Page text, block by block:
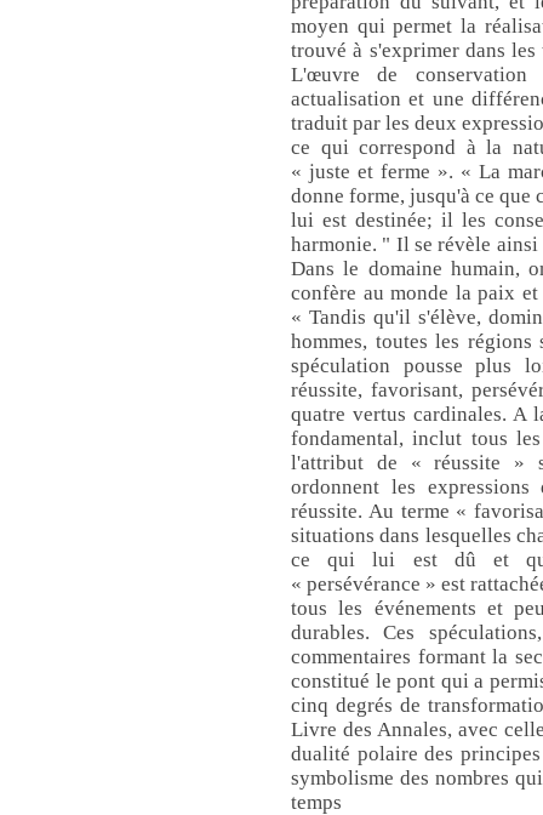
moyen qui permet la
trouvé à s'exprimer dans
L'œuvre de conservation
actualisation et une
traduit par les deux
ce qui correspond à la
« juste et ferme ». « La
donne forme, jusqu'à ce que
lui est destinée; il les
harmonie. " Il se révèle
Dans le domaine humain,
confère au monde la paix
« Tandis qu'il s'élève,
hommes, toutes les
spéculation pousse plus
réussite, favorisant,
quatre vertus cardinales. A
fondamental, inclut tous
l'attribut de « réussite »
ordonnent les
réussite. Au terme «
situations dans lesquelles
ce qui lui est dû et
« persévérance » est
tous les événements et
durables. Ces
commentaires formant la
constitué le pont qui a
cinq degrés de
Livre des Annales, avec
dualité polaire des
symbolisme des nombres
temps